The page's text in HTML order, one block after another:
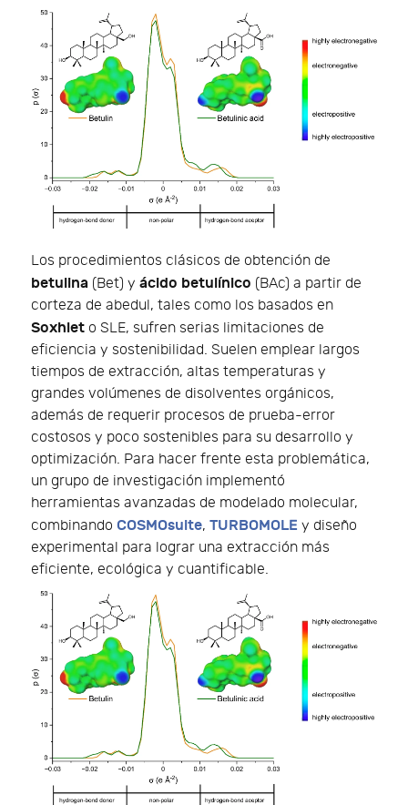
Los procedimientos clásicos de obtención de
betulina (Bet) y ácido betulínico (BAc) a partir de
corteza de abedul, tales como los basados en
Soxhlet o SLE, sufren serias limitaciones de
eficiencia y sostenibilidad. Suelen emplear largos
tiempos de extracción, altas temperaturas y
grandes volúmenes de disolventes orgánicos,
además de requerir procesos de prueba-error
costosos y poco sostenibles para su desarrollo y
optimización. Para hacer frente esta problemática,
un grupo de investigación implementó
herramientas avanzadas de modelado molecular,
combinando COSMOsuite, TURBOMOLE y diseño
experimental para lograr una extracción más
eficiente, ecológica y cuantificable.